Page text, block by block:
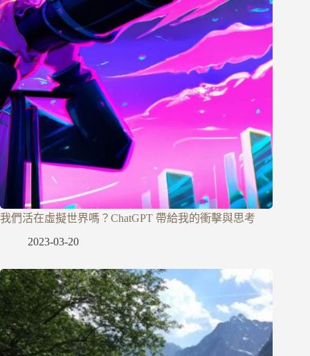
我們活在虛擬世界嗎？ChatGPT 帶給我的衝擊與思考
2023-03-20